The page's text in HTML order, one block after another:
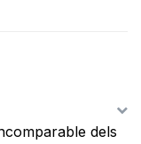
dels